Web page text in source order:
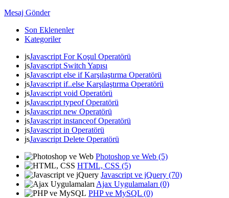
Mesaj Gönder
Son Eklenenler
Kategoriler
jsJavascript For Koşul Operatörü
jsJavascript Switch Yapısı
jsJavascript else if Karşılaştırma Operatörü
jsJavascript if..else Karşılaştırma Operatörü
jsJavascript void Operatörü
jsJavascript typeof Operatörü
jsJavascript new Operatörü
jsJavascript instanceof Operatörü
jsJavascript in Operatörü
jsJavascript Delete Operatörü
Photoshop ve Web (5)
HTML, CSS (5)
Javascript ve jQuery (70)
Ajax Uygulamaları (0)
PHP ve MySQL (0)